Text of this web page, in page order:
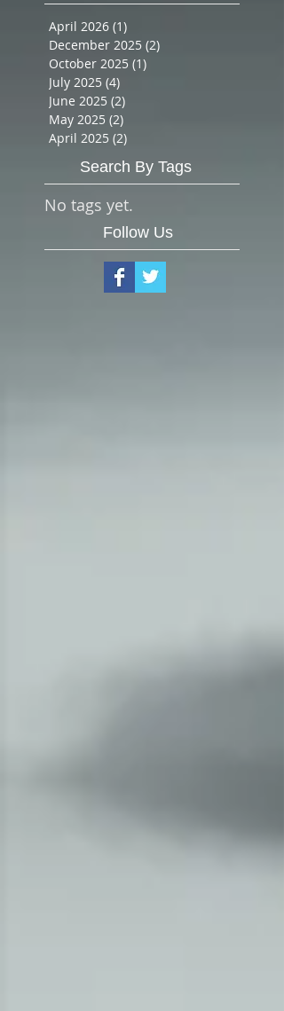
Archive
April 2026 (1)1 post
December 2025
October 2025
July 2025 (4)4 posts
June 2025 (2)2 posts
April 2025 (2) 2 posts
Search By Tags
No tags yet.
Follow Us